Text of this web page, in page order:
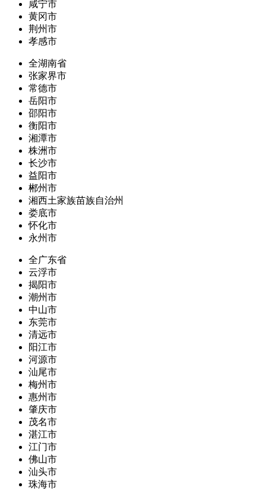
咸宁市
黄冈市
荆州市
孝感市
全湖南省
张家界市
常德市
岳阳市
邵阳市
衡阳市
湘潭市
株洲市
长沙市
益阳市
郴州市
湘西土家族苗族自治州
娄底市
怀化市
永州市
全广东省
云浮市
揭阳市
潮州市
中山市
东莞市
清远市
阳江市
河源市
汕尾市
梅州市
惠州市
肇庆市
茂名市
湛江市
江门市
佛山市
汕头市
珠海市